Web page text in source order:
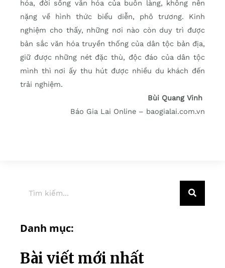
hóa, đời sống văn hóa của buôn làng, không nên
nặng về hình thức biểu diễn, phô trương. Kinh
nghiệm cho thấy, những nơi nào còn duy trì được
bản sắc văn hóa truyền thống của dân tộc bản địa,
giữ được những nét đặc thù, độc đáo của dân tộc
mình thì nơi ấy thu hút được nhiều du khách đến
trải nghiệm.
Bùi Quang Vinh
Báo Gia Lai Online – baogialai.com.vn
Danh mục:
Bài viết mới nhất